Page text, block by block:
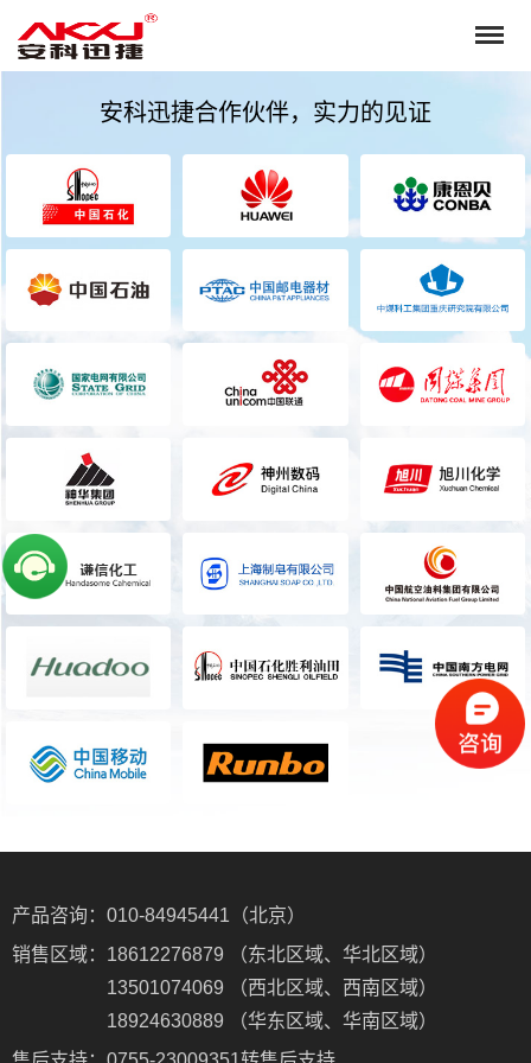
安科迅捷合作伙伴，实力的见证
产品咨询： 010-84945441（北京）
销售区域： 18612276879 （东北区域、华北区域）
13501074069 （西北区域、西南区域）
18924630889 （华东区域、华南区域）